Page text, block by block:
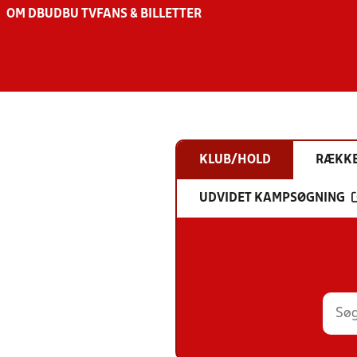
OM DBU DBU TV FANS & BILLETTER
KLUB/HOLD
UDVIDET KAMPSØGNING